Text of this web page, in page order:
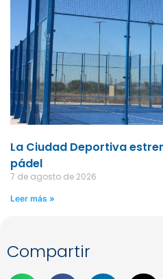
La Ciudad Deportiva
pádel
7 de agosto de 2026
Leer más »
Compartir